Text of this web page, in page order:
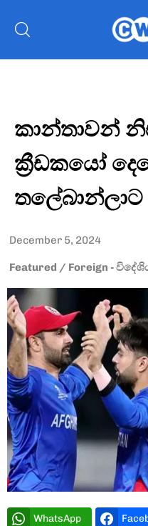
කාන්තාවන්
ක්‍රීඩකයෝ
December 5, 2024
Featured / Foreign -
WhatsApp